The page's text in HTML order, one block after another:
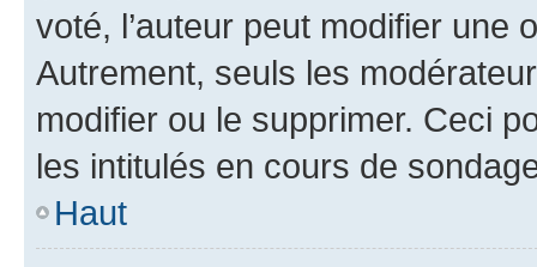
voté, l’auteur peut modifier une
Autrement, seuls les
modifier ou le supprimer. Ceci
les intitulés en cours de
Haut